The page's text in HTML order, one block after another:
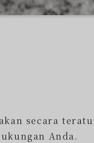
secara
Anda.